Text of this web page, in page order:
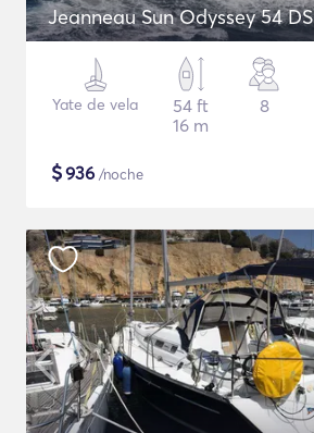
Jeanneau Sun Odyssey 54 DS
Yate de vela
54 ft
16 m
8
$936 /noche